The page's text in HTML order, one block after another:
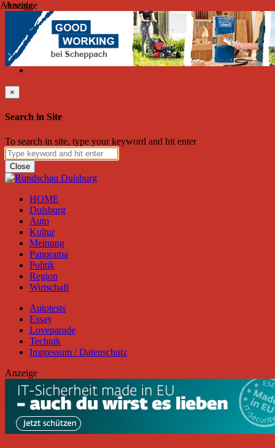
Donnerstag, August 06, 2026
Friend on Facebook Follow on Twitter Subscribe to RSS
Search
×
Search in Site
To search in site, type your keyword and hit enter
Close
HOME
Duisburg
Auto
Kultur
Meinung
Panorama
Politik
Region
Wirtschaft
Autotests
Essay
Loveparade
Technik
Impressum / Datenschutz
Anzeige
Anzeige
Anzeige